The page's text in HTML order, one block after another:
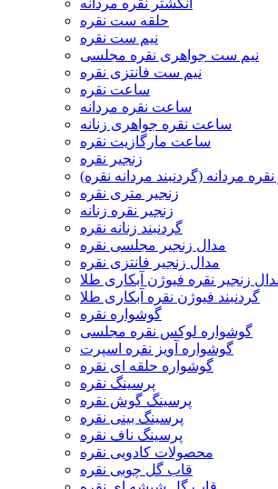
انگشتر نقره مردانه
حلقه ست نقره
نیم ست نقره
نیم ست جواهری نقره مجلسی
نیم ست فانتزی نقره
ساعت نقره
ساعت نقره مردانه
ساعت نقره جواهری زنانه
ساعت مارگازیت نقره
زنجیر نقره
نقره مردانه (گردنبند مردانه نقره)
زنجیر متری نقره
زنجیر نقره زنانه
گردنبند زنانه نقره
مدال زنجیر مجلسی نقره
مدال زنجیر فانتزی نقره
زنجیر نقره فیوژن آبکاری طلا
گردنبند فیوژن نقره آبکاری طلا
گوشواره نقره
گوشواره لوکس نقره مجلسی
گوشواره آویز نقره اسپرت
گوشواره حلقه ای نقره
پرسینگ نقره
پرسینگ گوش نقره
پرسینگ بینی نقره
پرسینگ ناف نقره
محصولات کادویی نقره
قاب گل چوبی نقره